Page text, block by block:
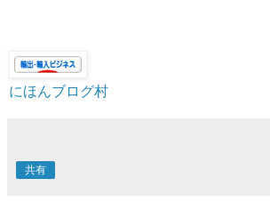
にほんブログ村
共有